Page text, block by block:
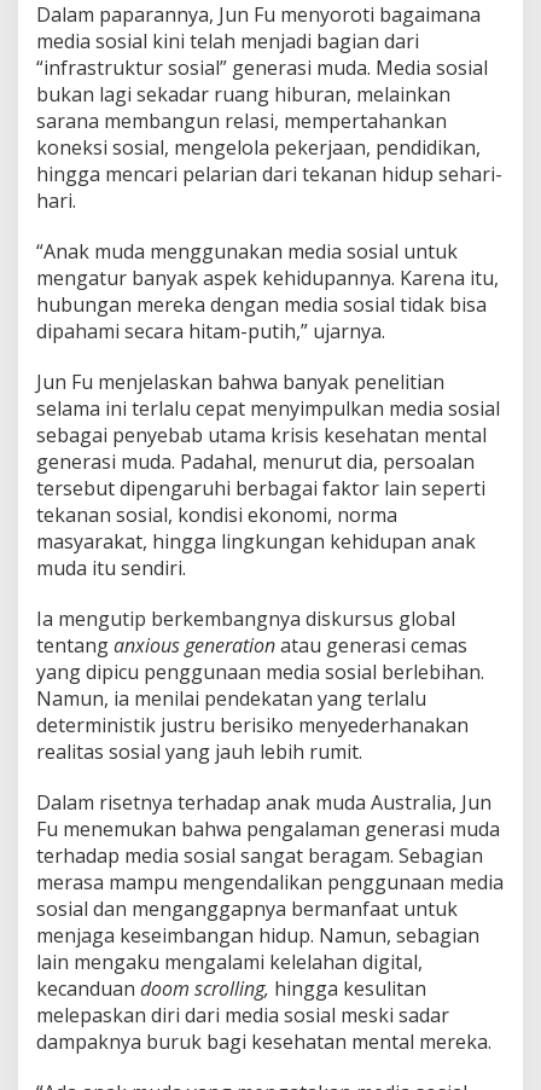
n
g
k
a
p
J
a
a
n
n
a
d
F
I
I
P
U
N
A
I
Dalam paparannya, Jun Fu menyoroti bagaimana
media sosial kini telah menjadi bagian dari
“infrastruktur sosial” generasi muda. Media sosial
bukan lagi sekadar ruang hiburan, melainkan
sarana membangun relasi, mempertahankan
koneksi sosial, mengelola pekerjaan, pendidikan,
hingga mencari pelarian dari tekanan hidup sehari-
hari.
“Anak muda menggunakan media sosial untuk
mengatur banyak aspek kehidupannya. Karena itu,
hubungan mereka dengan media sosial tidak bisa
dipahami secara hitam-putih,” ujarnya.
Jun Fu menjelaskan bahwa banyak penelitian
selama ini terlalu cepat menyimpulkan media sosial
sebagai penyebab utama krisis kesehatan mental
generasi muda. Padahal, menurut dia, persoalan
tersebut dipengaruhi berbagai faktor lain seperti
tekanan sosial, kondisi ekonomi, norma
masyarakat, hingga lingkungan kehidupan anak
muda itu sendiri.
Ia mengutip berkembangnya diskursus global
tentanganxious generationatau generasi cemas
yang dipicu penggunaan media sosial berlebihan.
Namun, ia menilai pendekatan yang terlalu
deterministik justru berisiko menyederhanakan
realitas sosial yang jauh lebih rumit.
Dalam risetnya terhadap anak muda Australia, Jun
Fu menemukan bahwa pengalaman generasi muda
terhadap media sosial sangat beragam. Sebagian
merasa mampu mengendalikan penggunaan media
sosial dan menganggapnya bermanfaat untuk
menjaga keseimbangan hidup. Namun, sebagian
lain mengaku mengalami kelelahan digital,
kecanduan doom scrolling, hingga kesulitan
melepaskan diri dari media sosial meski sadar
dampaknya buruk bagi kesehatan mental mereka.